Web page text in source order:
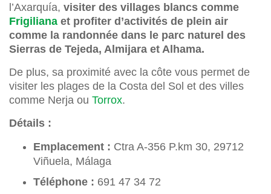
l’Axarquía, visiter des villages blancs comme
Frigiliana et profiter d’activités de plein air
comme la randonnée dans le parc naturel des
Sierras de Tejeda, Almijara et Alhama.
De plus, sa proximité avec la côte vous permet de
visiter les plages de la Costa del Sol et des villes
comme Nerja ou Torrox.
Détails :
Emplacement : Ctra A-356 P.km 30, 29712
Viñuela, Málaga
Téléphone : 691 47 34 72